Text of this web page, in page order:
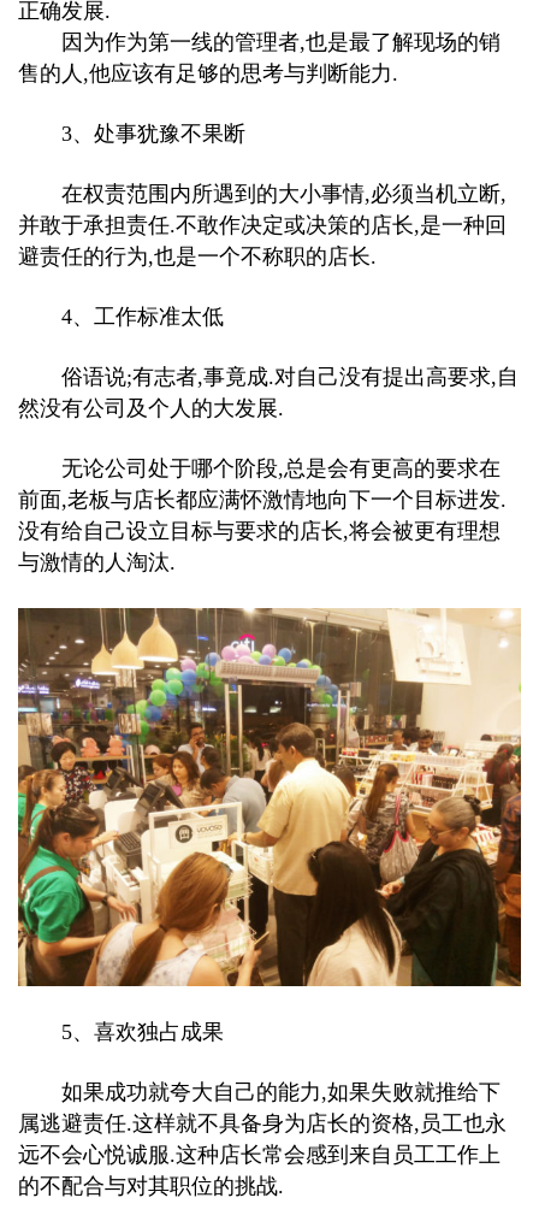
正确发展.
因为作为第一线的管理者,也是最了解现场的销
售的人,他应该有足够的思考与判断能力.
3、处事犹豫不果断
在权责范围内所遇到的大小事情,必须当机立断,
并敢于承担责任.不敢作决定或决策的店长,是一种回
避责任的行为,也是一个不称职的店长.
4、工作标准太低
俗语说;有志者,事竟成.对自己没有提出高要求,自
然没有公司及个人的大发展.
无论公司处于哪个阶段,总是会有更高的要求在
前面,老板与店长都应满怀激情地向下一个目标进发.
没有给自己设立目标与要求的店长,将会被更有理想
与激情的人淘汰.
5、喜欢独占成果
如果成功就夸大自己的能力,如果失败就推给下
属逃避责任.这样就不具备身为店长的资格,员工也永
远不会心悦诚服.这种店长常会感到来自员工工作上
的不配合与对其职位的挑战.